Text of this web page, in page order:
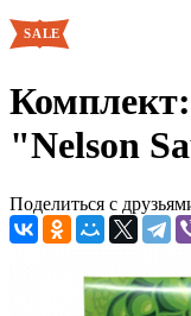
"Nelson
Поделиться с